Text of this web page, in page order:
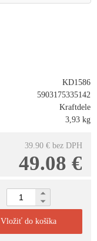
KD1586
5903175335142
Kraftdele
3,93 kg
39.90 € bez DPH
49.08 €
Vložiť do košíka